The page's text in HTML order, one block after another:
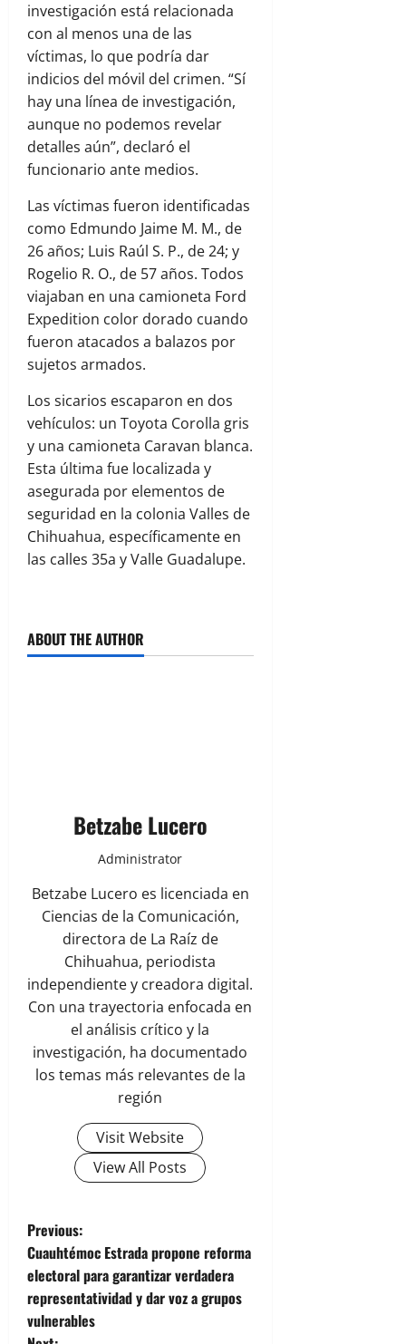
investigación está relacionada
con al menos una de las
víctimas, lo que podría dar
indicios del móvil del crimen. “Sí
hay una línea de investigación,
aunque no podemos revelar
detalles aún”, declaró el
funcionario ante medios.
Las víctimas fueron identificadas
como Edmundo Jaime M. M., de
26 años; Luis Raúl S. P., de 24; y
Rogelio R. O., de 57 años. Todos
viajaban en una camioneta Ford
Expedition color dorado cuando
fueron atacados a balazos por
sujetos armados.
Los sicarios escaparon en dos
vehículos: un Toyota Corolla gris
y una camioneta Caravan blanca.
Esta última fue localizada y
asegurada por elementos de
seguridad en la colonia Valles de
Chihuahua, específicamente en
las calles 35a y Valle Guadalupe.
ABOUT THE AUTHOR
Betzabe Lucero
Administrator
Betzabe Lucero es licenciada en
Ciencias de la Comunicación,
directora de La Raíz de
Chihuahua, periodista
independiente y creadora digital.
Con una trayectoria enfocada en
el análisis crítico y la
investigación, ha documentado
los temas más relevantes de la
región
Visit Website
View All Posts
P
o
s
Previous:
Cuauhtémoc Estrada propone reforma
electoral para garantizar verdadera
representatividad y dar voz a grupos
vulnerables